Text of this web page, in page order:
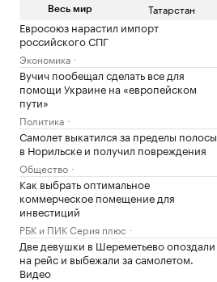
Весь мир Татарстан
Евросоюз нарастил импорт
российского СПГ
Экономика
Вучич пообещал сделать все для
помощи Украине на «европейском
пути»
Политика
Самолет выкатился за пределы полосы
в Норильске и получил повреждения
Общество
Как выбрать оптимальное
коммерческое помещение для
инвестиций
РБК и ПИК Серия плюс
Две девушки в Шереметьево опоздали
на рейс и выбежали за самолетом.
Видео